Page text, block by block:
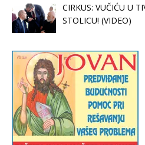
CIRKUS: VUČIĆU U
STOLICU! (VIDEO)